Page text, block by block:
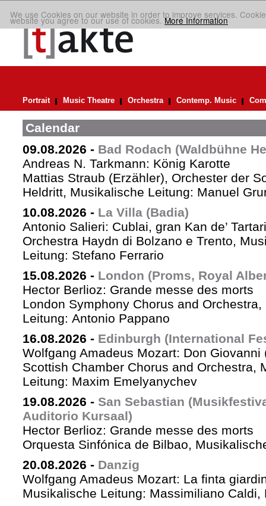
We use Cookies on our website in order to improve services.
website you agree to our use of cookies.More Information
Portrait Music Theatre Orchestra Contemp. Music
Calendar
09.08.2026 - Bad Rodach (Waldbühne
Andreas N. Tarkmann: König Karotte
Mattias Straub (Erzähler), Orchester der
Heldritt, Musikalische Leitung: Manuel
10.08.2026 - La Villa (Badia)
Antonio Salieri: Cublai, gran Kan de’
Orchestra Haydn di Bolzano e Trento,
Leitung: Stefano Ferrario
15.08.2026 - London (Proms, Royal
Hector Berlioz: Grande messe des morts
London Symphony Chorus and
Leitung: Antonio Pappano
16.08.2026 - Edinburgh (International
Wolfgang Amadeus Mozart: Don Giovanni
Scottish Chamber Chorus and Orchestra,
Leitung: Maxim Emelyanychev
19.08.2026 - San Sebastian
Auditorio Kursaal)
Hector Berlioz: Grande messe des morts
Orquesta Sinfónica de Bilbao,
20.08.2026 - Danzig
Wolfgang Amadeus Mozart: La finta
Musikalische Leitung: Massimiliano Caldi,